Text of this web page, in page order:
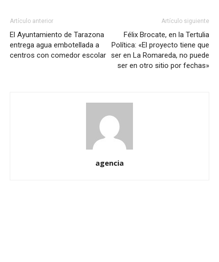
Artículo anterior
El Ayuntamiento de Tarazona
entrega agua embotellada a
centros con comedor escolar
Artículo siguiente
Félix Brocate, en la Tertulia
Política: «El proyecto tiene que
ser en La Romareda, no puede
ser en otro sitio por fechas»
agencia